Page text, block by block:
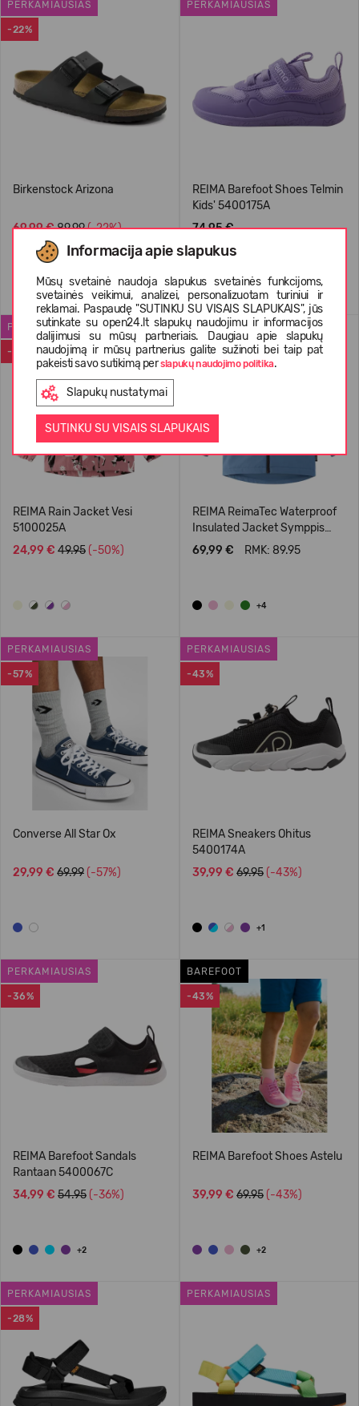
Informacija apie slapukus
Mūsų svetainė naudoja slapukus svetainės funkcijoms,
svetainės veikimui, analizei, personalizuotam turiniui ir
reklamai. Paspaudę "SUTINKU SU VISAIS SLAPUKAIS", jūs
sutinkate su open24.lt slapukų naudojimu ir informacijos
dalijimusi su mūsų partneriais. Daugiau apie slapukų
naudojimą ir mūsų partnerius galite sužinoti bei taip pat
pakeisti savo sutikimą perslapukų naudojimo politika.
Slapukų nustatymai
SUTINKU SU VISAIS SLAPUKAIS
-22%
PERKAMIAUSIAS
Birkenstock Arizona
69,99 €89.99(-22%)
PERKAMIAUSIAS
REIMA Barefoot Shoes Telmin
Kids' 5400175A
74,95 €
+1
-50%
PERKAMIAUSIAS
REIMA Rain Jacket Vesi
5100025A
24,99 € 49.95 (-50%)
REIMATEC MEDŽIAGA
REIMA ReimaTec Waterproof
Insulated Jacket Symppis
5100045B
69,99 € RMK: 89.95
+4
-57%
PERKAMIAUSIAS
Converse All Star Ox
29,99 € 69.99 (-57%)
-43%
PERKAMIAUSIAS
REIMA Sneakers Ohitus
5400174A
39,99 € 69.95 (-43%)
+1
-36%
PERKAMIAUSIAS
REIMA Barefoot Sandals
Rantaan 5400067C
34,99 € 54.95 (-36%)
+2
-43%
BAREFOOT
REIMA Barefoot Shoes Astelu
39,99 € 69.95 (-43%)
+2
-28%
PERKAMIAUSIAS PERKAMIAUSIAS